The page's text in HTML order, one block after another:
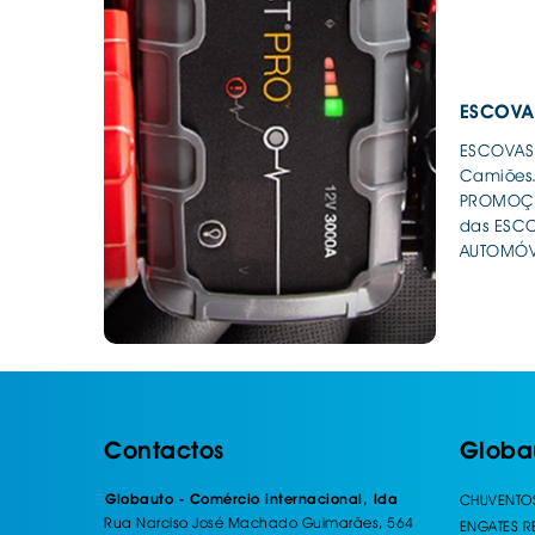
das
Contactos
Globauto - Comércio internacional, lda
Rua Narciso José Machado Guimarães, 564
ENGATES